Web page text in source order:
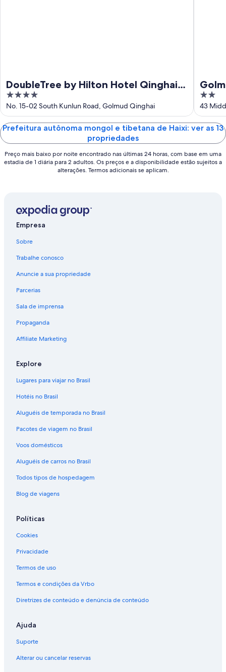
DoubleTree by Hilton Hotel Qinghai -
Golmud
4
out
of
5
No. 15-02 South Kunlun Road, Golmud Qinghai
2
out
of
5
43
Prefeitura autônoma mongol e tibetana de Haixi: ver as 13
propriedades
Preço mais baixo por noite encontrado nas últimas 24 horas, com base em uma
estadia de 1 diária para 2 adultos. Os preços e a disponibilidade estão sujeitos a
alterações. Termos adicionais se aplicam.
Empresa
Sobre
Trabalhe conosco
Anuncie a sua propriedade
Parcerias
Sala de imprensa
Propaganda
Affiliate Marketing
Explore
Lugares para viajar no Brasil
Hotéis no Brasil
Aluguéis de temporada no Brasil
Pacotes de viagem no Brasil
Voos domésticos
Aluguéis de carros no Brasil
Todos tipos de hospedagem
Blog de viagens
Políticas
Cookies
Privacidade
Termos de uso
Termos e condições da Vrbo
Diretrizes de conteúdo e denúncia de conteúdo
Ajuda
Suporte
Alterar ou cancelar reservas